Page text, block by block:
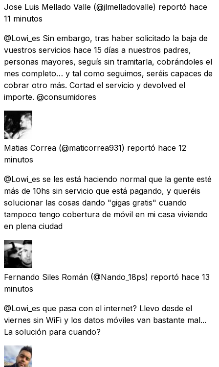
Jose Luis Mellado Valle (@jlmelladovalle) reportó hace
11 minutos
@Lowi_es Sin embargo, tras haber solicitado la baja de
vuestros servicios hace 15 días a nuestros padres,
personas mayores, seguís sin tramitarla, cobrándoles el
mes completo… y tal como seguimos, seréis capaces de
cobrar otro más. Cortad el servicio y devolved el
importe. @consumidores
Matias Correa (@maticorrea931) reportó hace 12
minutos
@Lowi_es se les está haciendo normal que la gente esté
más de 10hs sin servicio que está pagando, y queréis
solucionar las cosas dando "gigas gratis" cuando
tampoco tengo cobertura de móvil en mi casa viviendo
en plena ciudad
Fernando Siles Román (@Nando_18ps) reportó hace 13
minutos
@Lowi_es que pasa con el internet? Llevo desde el
viernes sin WiFi y los datos móviles van bastante mal...
La solución para cuando?